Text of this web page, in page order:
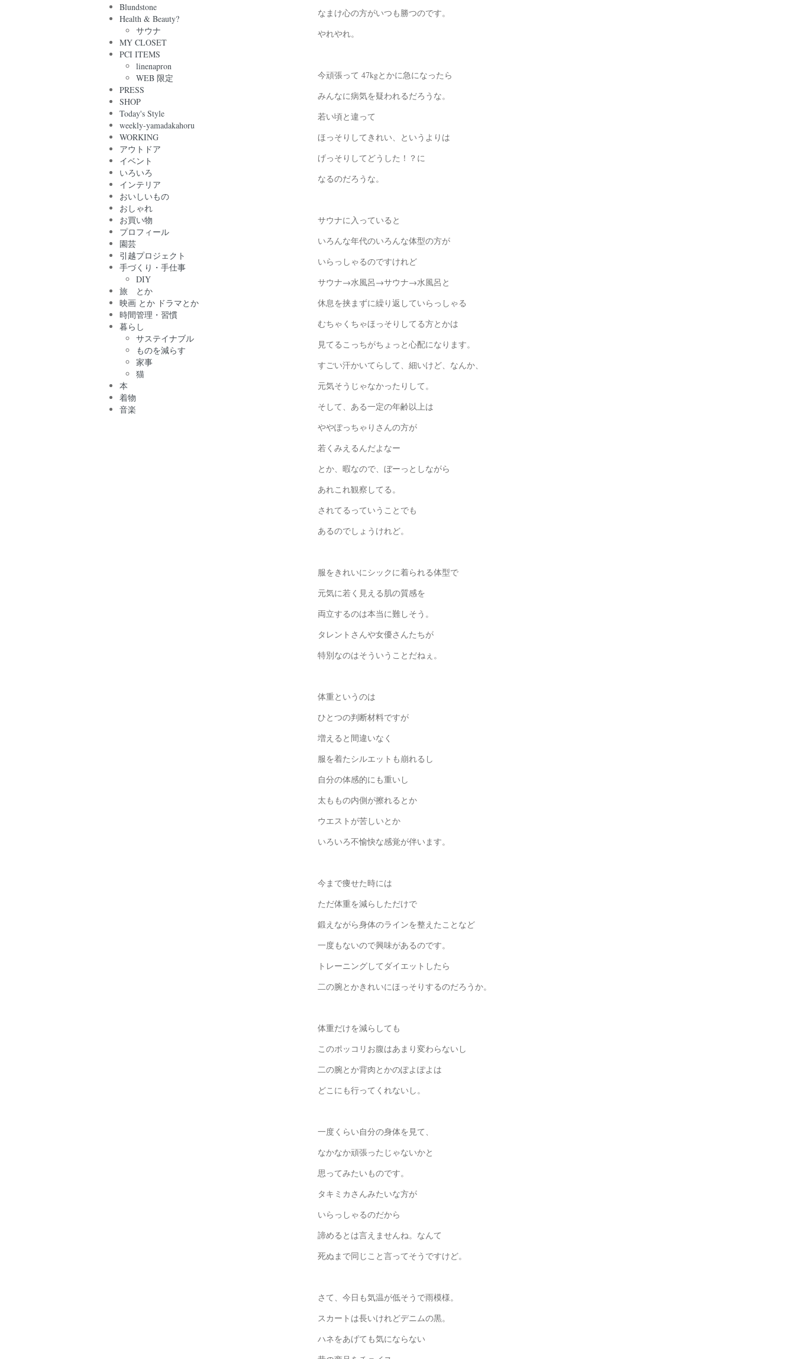
なまけ心の方がいつも勝つのです。
やれやれ。
今頑張って 47kgとかに急になったら
みんなに病気を疑われるだろうな。
若い頃と違って
ほっそりしてきれい、というよりは
げっそりしてどうした！？に
なるのだろうな。
サウナに入っていると
いろんな年代のいろんな体型の方が
いらっしゃるのですけれど
サウナ→水風呂→サウナ→水風呂と
休息を挟まずに繰り返していらっしゃる
むちゃくちゃほっそりしてる方とかは
見てるこっちがちょっと心配になります。
すごい汗かいてらして、細いけど、なんか、
元気そうじゃなかったりして。
そして、ある一定の年齢以上は
ややぽっちゃりさんの方が
若くみえるんだよなー
とか、暇なので、ぼーっとしながら
あれこれ観察してる。
されてるっていうことでも
あるのでしょうけれど。
服をきれいにシックに着られる体型で
元気に若く見える肌の質感を
両立するのは本当に難しそう。
タレントさんや女優さんたちが
特別なのはそういうことだねぇ。
体重というのは
ひとつの判断材料ですが
増えると間違いなく
服を着たシルエットも崩れるし
自分の体感的にも重いし
太ももの内側が擦れるとか
ウエストが苦しいとか
いろいろ不愉快な感覚が伴います。
今まで痩せた時には
ただ体重を減らしただけで
鍛えながら身体のラインを整えたことなど
一度もないので興味があるのです。
トレーニングしてダイエットしたら
二の腕とかきれいにほっそりするのだろうか。
体重だけを減らしても
このポッコリお腹はあまり変わらないし
二の腕とか背肉とかのぽよぽよは
どこにも行ってくれないし。
一度くらい自分の身体を見て、
なかなか頑張ったじゃないかと
思ってみたいものです。
タキミカさんみたいな方が
いらっしゃるのだから
諦めるとは言えませんね。なんて
死ぬまで同じこと言ってそうですけど。
さて、今日も気温が低そうで雨模様。
スカートは長いけれどデニムの黒。
ハネをあげても気にならない
Blundstone
Health & Beauty?
サウナ
MY CLOSET
PCI ITEMS
linenapron
WEB 限定
PRESS
SHOP
Today's Style
weekly-yamadakahoru
WORKING
アウトドア
イベント
いろいろ
インテリア
おいしいもの
おしゃれ
お買い物
プロフィール
園芸
引越プロジェクト
手づくり・手仕事
DIY
旅 とか
映画 とか ドラマとか
時間管理・習慣
暮らし
サステイナブル
ものを減らす
家事
猫
本
着物
音楽